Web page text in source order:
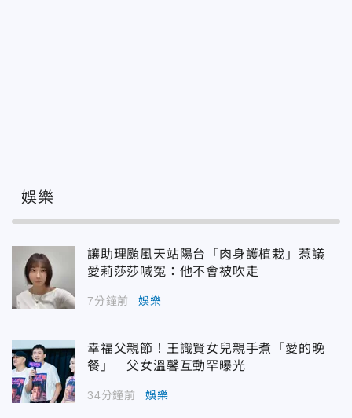
娛樂
讓助理颱風天站陽台「肉身護植栽」惹議
愛莉莎莎喊冤：他不會被吹走
7分鐘前 娛樂
幸福父親節！王識賢女兒親手煮「愛的晚
餐」 父女溫馨互動罕曝光
34分鐘前 娛樂